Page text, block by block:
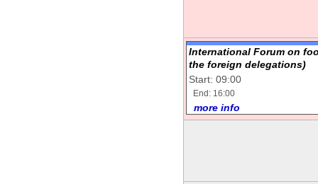
International Forum on
the foreign delegations)
Start: 09:00
End: 16:00
more info